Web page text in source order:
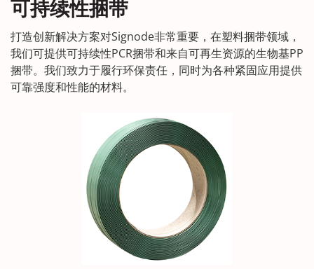
可持续性捆带
打造创新解决方案对Signode非常重要，在塑料捆带领域，
我们可提供可持续性PCR捆带和来自可再生资源的生物基PP
捆带。我们致力于履行环保责任，同时为各种紧固应用提供
可靠强度和性能的材料。